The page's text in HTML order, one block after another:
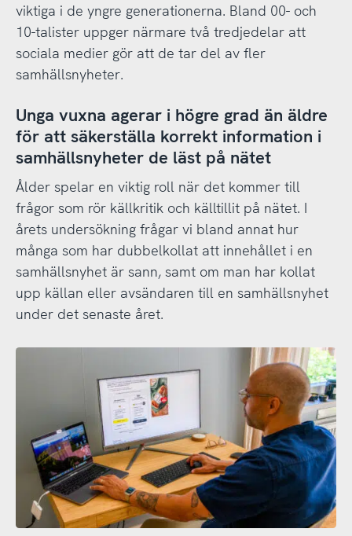
viktiga i de yngre generationerna. Bland 00- och
10-talister uppger närmare två tredjedelar att
sociala medier gör att de tar del av fler
samhällsnyheter.
Unga vuxna agerar i högre grad än äldre
för att säkerställa korrekt information i
samhällsnyheter de läst på nätet
Ålder spelar en viktig roll när det kommer till
frågor som rör källkritik och källtillit på nätet. I
årets undersökning frågar vi bland annat hur
många som har dubbelkollat att innehållet i en
samhällsnyhet är sann, samt om man har kollat
upp källan eller avsändaren till en samhällsnyhet
under det senaste året.